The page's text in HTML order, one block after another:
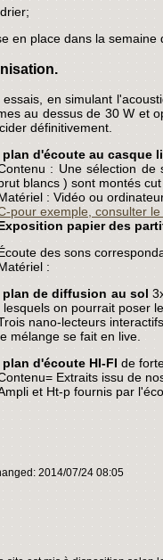
en place dans la
essais, en simulant
au dessus de 30 W et
définitivement.
plan d'écoute au casque
: Une sélection de
blancs ) sont montés cut .
: Vidéo ou
pour exemple, consulter
papier des
des sons
:
plan de diffusion au sol
lesquels on pourrait poser
nano-lecteurs
mélange se fait en live.
plan d'écoute HI-FI de
Extraits issu de
et Ht-p fournis par
2014/07/24 08:05